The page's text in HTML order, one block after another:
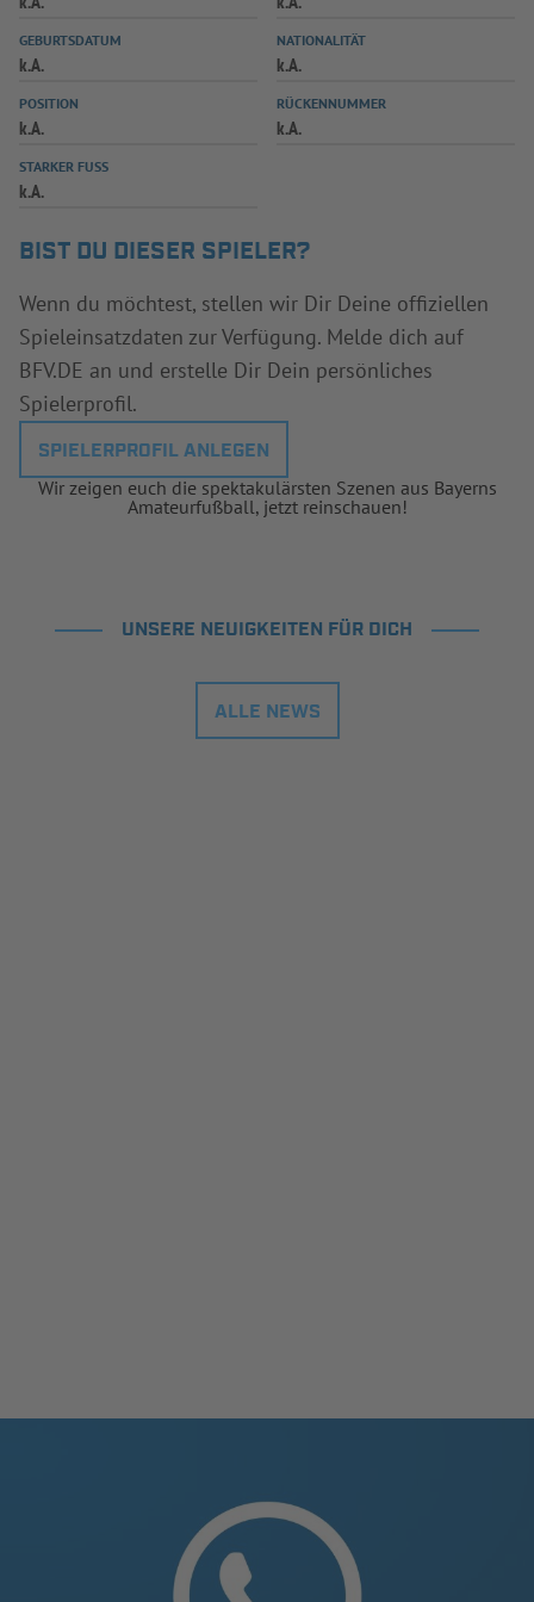
SPIELPLUS
GEBURTSDATUM
k.A.
NATIONALITÄT
k.A.
POSITION
k.A.
RÜCKENNUMMER
k.A.
STARKER FUSS
k.A.
BIST DU DIESER SPIELER?
Wenn du möchtest, stellen wir Dir Deine offiziellen
Spieleinsatzdaten zur Verfügung. Melde dich auf
BFV.DE an und erstelle Dir Dein persönliches
Spielerprofil.
SPIELERPROFIL ANLEGEN
Wir zeigen euch die spektakulärsten Szenen aus Bayerns
Amateurfußball, jetzt reinschauen!
UNSERE NEUIGKEITEN FÜR DICH
ALLE NEWS